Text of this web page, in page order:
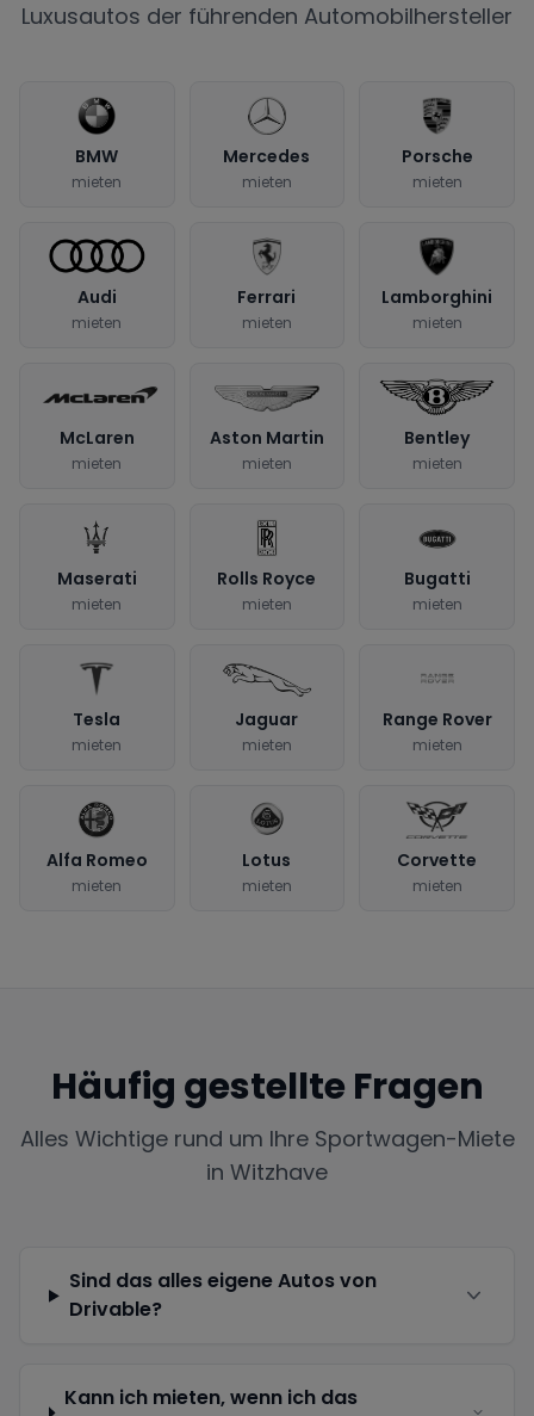
Luxusautos der führenden Automobilhersteller
BMW
mieten
Mercedes
mieten
Porsche
mieten
Audi
mieten
Ferrari
mieten
Lamborghini
mieten
McLaren
mieten
Aston Martin
mieten
Bentley
mieten
Maserati
mieten
Rolls Royce
mieten
Bugatti
mieten
Tesla
mieten
Jaguar
mieten
Range Rover
mieten
Alfa Romeo
mieten
Lotus
mieten
Corvette
mieten
Häufig gestellte Fragen
Alles Wichtige rund um Ihre Sportwagen-Miete
in Witzhave
Sind das alles eigene Autos von
Drivable?
Kann ich mieten, wenn ich das